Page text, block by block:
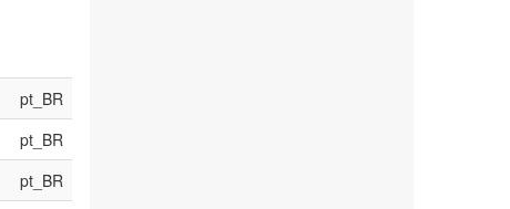
pt_BR
pt_BR
pt_BR